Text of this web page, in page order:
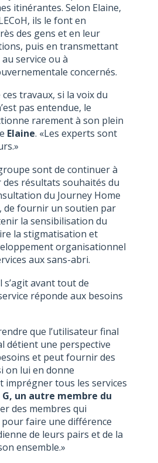
itinérantes. Selon Elaine,
ils le font en
des gens et en leur
puis en transmettant
service ou à
concernés.
travaux, si la voix du
pas entendue, le
rarement à son plein
Elaine. «Les experts sont
sont de continuer à
résultats souhaités du
du Journey Home
de fournir un soutien par
la sensibilisation du
la stigmatisation et
organisationnel
aux sans-abri.
avant tout de
réponde aux besoins
que l’utilisateur final
détient une perspective
et peut fournir des
on lui en donne
imprégner tous les services
G, un autre membre du
des membres qui
faire une différence
de leurs pairs et de la
ensemble.»